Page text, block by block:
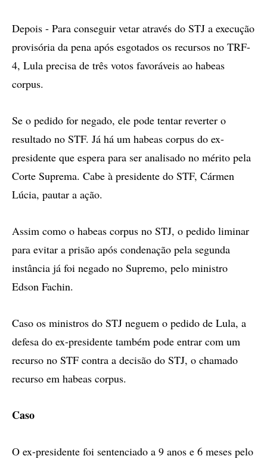
Depois - Para conseguir vetar através do STJ a execução
provisória da pena após esgotados os recursos no TRF-
4, Lula precisa de três votos favoráveis ao habeas
corpus.
Se o pedido for negado, ele pode tentar reverter o
resultado no STF. Já há um habeas corpus do ex-
presidente que espera para ser analisado no mérito pela
Corte Suprema. Cabe à presidente do STF, Cármen
Lúcia, pautar a ação.
Assim como o habeas corpus no STJ, o pedido liminar
para evitar a prisão após condenação pela segunda
instância já foi negado no Supremo, pelo ministro
Edson Fachin.
Caso os ministros do STJ neguem o pedido de Lula, a
defesa do ex-presidente também pode entrar com um
recurso no STF contra a decisão do STJ, o chamado
recurso em habeas corpus.
Caso
O ex-presidente foi sentenciado a 9 anos e 6 meses pelo